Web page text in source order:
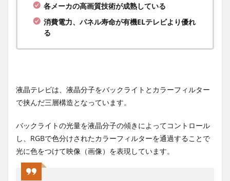
各メーカの高画質技術が成熟している
消費電力、パネル寿命が有機ELテレビより優れ
る
液晶テレビは、液晶分子をバックライトとカラーフィルター
で挟んだ三層構造となっています。
バックライトの光量を液晶分子の傾きによってコントロール
し、RGBで色分けされたカラーフィルターを通過することで
光に色をつけて映像（画像）を表現しています。